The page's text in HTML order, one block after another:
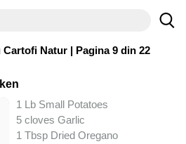
Cartofi Natur | Pagina 9 din 22
1 Lb Small Potatoes
5 cloves Garlic
1 Tbsp Dried Oregano